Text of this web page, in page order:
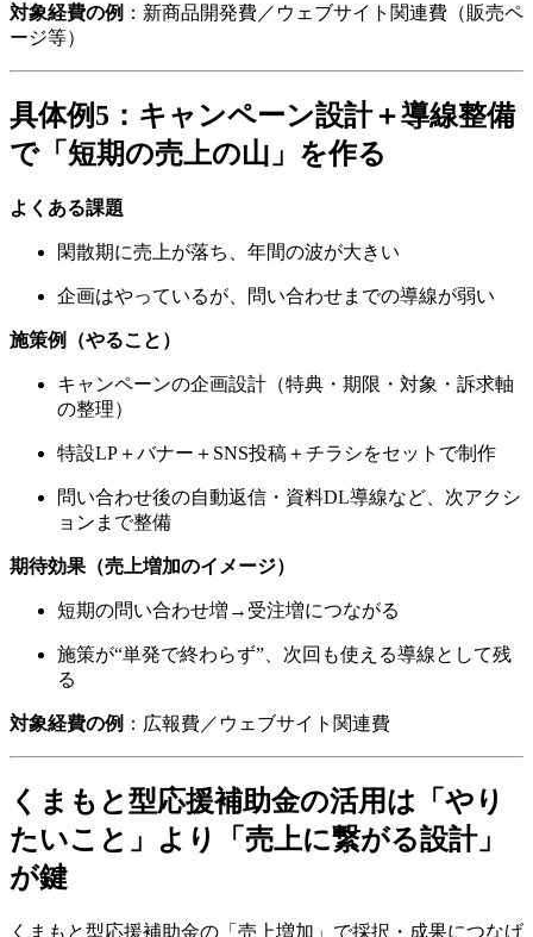
対象経費の例 ：新商品開発費／ウェブサイト関連費（販売ペ
ージ等）
具体例5：キャンペーン設計＋導線整備
で「短期の売上の山」を作る
よくある課題
閑散期に売上が落ち、年間の波が大きい
企画はやっているが、問い合わせまでの導線が弱い
施策例（やること）
キャンペーンの企画設計（特典・期限・対象・訴求軸
の整理）
特設LP＋バナー＋SNS投稿＋チラシをセットで制作
問い合わせ後の自動返信・資料DL導線など、次アクシ
ョンまで整備
期待効果（売上増加のイメージ）
短期の問い合わせ増→受注増につながる
施策が“単発で終わらず”、次回も使える導線として残
る
対象経費の例 ：広報費／ウェブサイト関連費
くまもと型応援補助金の活用は「やり
たいこと」より「売上に繋がる設計」
が鍵
くまもと型応援補助金の「売上増加」で採択・成果につなげ